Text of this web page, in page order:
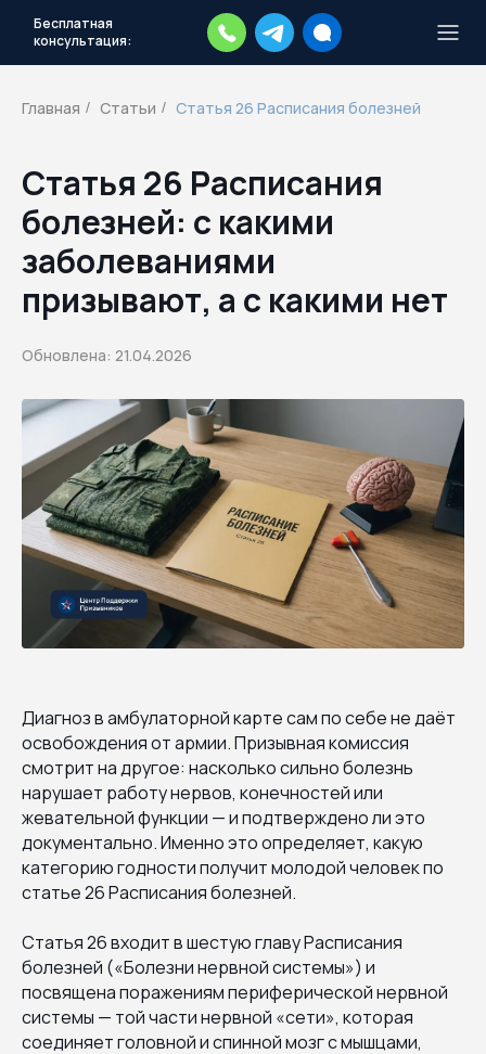
Бесплатная
консультация:
Главная / Статьи / Статья 26 Расписания болезней
Статья 26 Расписания
болезней: с какими
заболеваниями
призывают, а с какими нет
Обновлена: 21.04.2026
Диагноз в амбулаторной карте сам по себе не даёт
освобождения от армии. Призывная комиссия
смотрит на другое: насколько сильно болезнь
нарушает работу нервов, конечностей или
жевательной функции — и подтверждено ли это
документально. Именно это определяет, какую
категорию годности получит молодой человек по
статье 26 Расписания болезней.
Статья 26 входит в шестую главу Расписания
болезней («Болезни нервной системы») и
посвящена поражениям периферической нервной
системы — той части нервной «сети», которая
соединяет головной и спинной мозг с мышцами,
каждый день.
Экстренный план
действий